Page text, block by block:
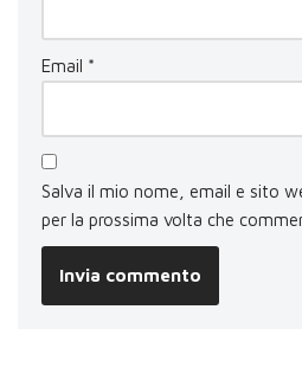
Email *
Salva il mio nome, email e sito
per la prossima volta che